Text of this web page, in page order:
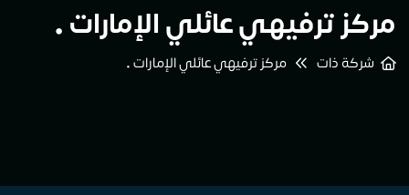
مركز ترفيهي عائلي الإمارات •
شركة ذات مركز ترفيهي عائلي الإمارات •